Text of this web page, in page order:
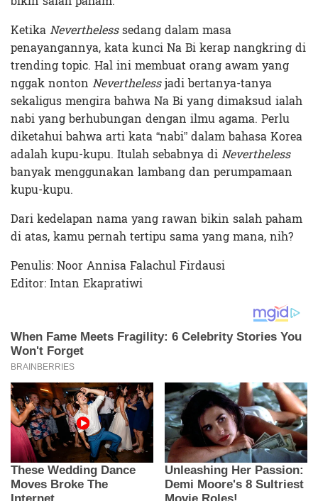
KetikaNeverthelesssedang dalam masa
penayangannya, kata kunci Na Bi kerap nangkring di
trending topic. Hal ini membuat orang awam yang
nggak nonton Neverthelessjadi bertanya-tanya
sekaligus mengira bahwa Na Bi yang dimaksud ialah
nabi yang berhubungan dengan ilmu agama. Perlu
diketahui bahwa arti kata “nabi” dalam bahasa Korea
adalah kupu-kupu. Itulah sebabnya diNevertheless
banyak menggunakan lambang dan perumpamaan
kupu-kupu.
Dari kedelapan nama yang rawan bikin salah paham
di atas, kamu pernah tertipu sama yang mana, nih?
Penulis: Noor Annisa Falachul Firdausi
Editor: Intan Ekapratiwi